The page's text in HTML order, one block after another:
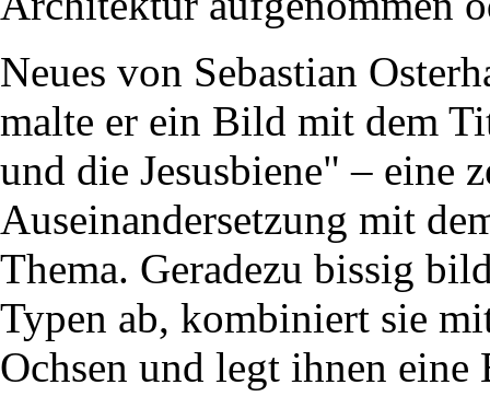
Neues von Sebastian
malte er ein Bild mit dem
und die Jesusbiene" – eine
Auseinandersetzung mit
Thema. Geradezu bissig
Typen ab, kombiniert sie
Ochsen und legt ihnen